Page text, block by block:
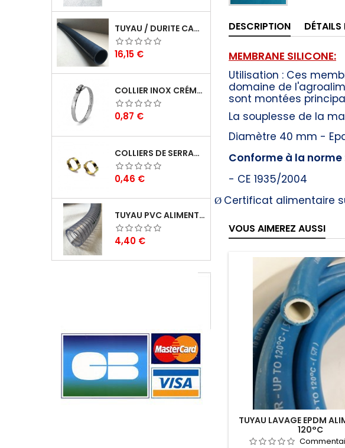
TUYAU / DURITE CAOUTCHOUC EN EPDM EN BARRE DE 1 M
Prix
16,15 €
COLLIER INOX CRÉMAILLÉRE BANDE PLEINE 12MM
Prix
0,87 €
COLLIERS DE SERRAGE À OREILLES ZINC
Prix
0,46 €
TUYAU PVC ALIMENTAIRE BIOLOGIQUE PLUTONE BIO
Prix
4,40 €
DESCRIPTION
MEMBRANE SILICONE:
Utilisation : Ces
domaine de
sont montées
La souplesse de la
Diamètre 40 mm -
Conforme à la norme
- CE 1935/2004
Ø Certificat alimentaire
VOUS AIMEREZ AUSSI
TUYAU LAVAGE EPDM
120°C